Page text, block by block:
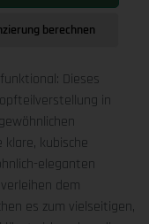
berechnen
Dieses
in
kubische
eleganten
dem
es zum vielseitigen,